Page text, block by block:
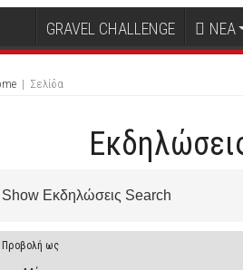
GRAVEL CHALLENGE ΝΕΑ
| Σελίδα
Show Εκδηλώσεις Search
Προβολή ως